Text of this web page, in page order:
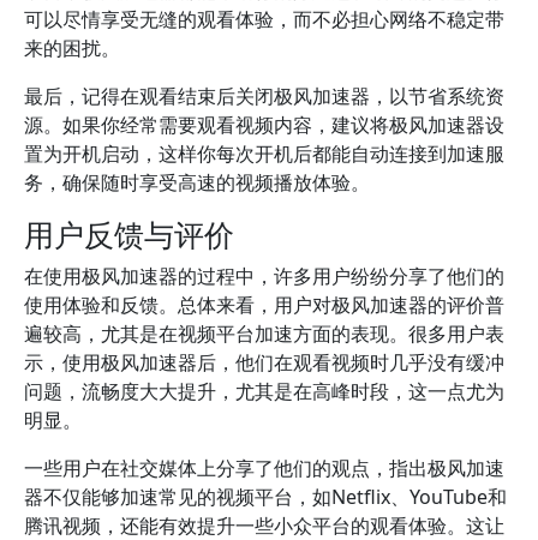
可以尽情享受无缝的观看体验，而不必担心网络不稳定带
来的困扰。
最后，记得在观看结束后关闭极风加速器，以节省系统资
源。如果你经常需要观看视频内容，建议将极风加速器设
置为开机启动，这样你每次开机后都能自动连接到加速服
务，确保随时享受高速的视频播放体验。
用户反馈与评价
在使用极风加速器的过程中，许多用户纷纷分享了他们的
使用体验和反馈。总体来看，用户对极风加速器的评价普
遍较高，尤其是在视频平台加速方面的表现。很多用户表
示，使用极风加速器后，他们在观看视频时几乎没有缓冲
问题，流畅度大大提升，尤其是在高峰时段，这一点尤为
明显。
一些用户在社交媒体上分享了他们的观点，指出极风加速
器不仅能够加速常见的视频平台，如Netflix、YouTube和
腾讯视频，还能有效提升一些小众平台的观看体验。这让